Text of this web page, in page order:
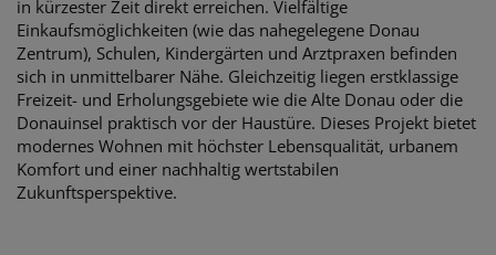
in kürzester Zeit direkt erreichen. Vielfältige
Einkaufsmöglichkeiten (wie das nahegelegene Donau
Zentrum), Schulen, Kindergärten und Arztpraxen befinden
sich in unmittelbarer Nähe. Gleichzeitig liegen erstklassige
Freizeit- und Erholungsgebiete wie die Alte Donau oder die
Donauinsel praktisch vor der Haustüre. Dieses Projekt bietet
modernes Wohnen mit höchster Lebensqualität, urbanem
Komfort und einer nachhaltig wertstabilen
Zukunftsperspektive.